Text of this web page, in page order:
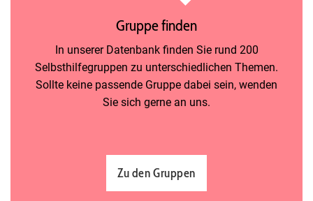
Gruppe finden
In unserer Datenbank finden Sie rund 200
Selbsthilfegruppen zu unterschiedlichen Themen.
Sollte keine passende Gruppe dabei sein, wenden
Sie sich gerne an uns.
Zu den Gruppen